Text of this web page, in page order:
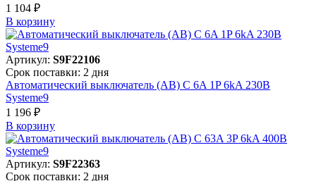
1 104 ₽
В корзинy
Артикул: S9F22106
Срок поставки: 2 дня
Автоматический выключатель (АВ) C 6A 1P 6kA 230В
Systeme9
1 196 ₽
В корзинy
Артикул: S9F22363
Срок поставки: 2 дня